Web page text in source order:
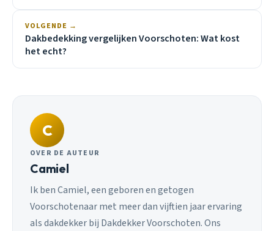
VOLGENDE →
Dakbedekking vergelijken Voorschoten: Wat kost
het echt?
C
OVER DE AUTEUR
Camiel
Ik ben Camiel, een geboren en getogen
Voorschotenaar met meer dan vijftien jaar ervaring
als dakdekker bij Dakdekker Voorschoten. Ons